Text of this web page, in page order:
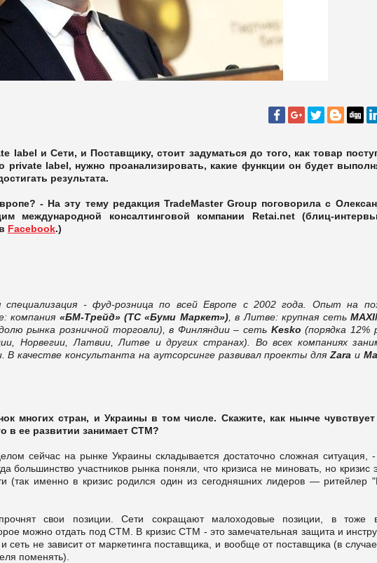
label и Сети, и Поставщику, стоит задуматься до того, как товар
private label, нужно проанализировать, какие функции он будет
результата.
- На эту тему редакция TradeMaster Group поговорила с
международной консалтинговой компании Retai.net (блиц-
в Facebook.)
специализация - фуд-розница по всей Европе с 2002 года. Опыт на
компания «БМ-Трейд» (ТС «Буми Маркет»), в Литве: крупная сеть
рынка розничной торговли), в Финляндии – сеть Kesko (порядка 12%
Норвегии, Латвии, Литве и других странах). Во всех компаниях
В качестве консультанта на аутсорсинге развивал проекты дляZara и
многих стран, и Украины в том числе. Скажите, как нынче
в ее развитии занимает СТМ?
сейчас на рынке Украины складывается достаточно сложная ситуация,
большинство участников рынка поняли, что кризиса не миновать, но кризис
(так именно в кризис родился один из сегодняшних лидеров — ритейлер
свои позиции. Сети сокращают малоходовые позиции, в тоже
можно отдать под СТМ. В кризис СТМ - это замечательная защита и
не зависит от маркетинга поставщика, и вообще от поставщика (в случае
поменять).